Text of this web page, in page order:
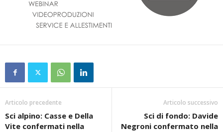
Articolo precedente
Sci alpino: Casse e Della
Vite confermati nella
Articolo successivo
Sci di fondo: Davide
Negroni confermato nella